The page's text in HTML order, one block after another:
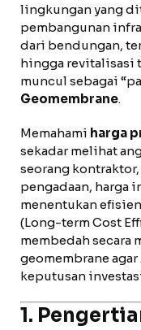
lingkungan yang
pembangunan
dari bendungan,
hingga revitalisasi
muncul sebagai
Geomembrane.
Memahami harga
sekadar melihat
seorang
pengadaan, harga
menentukan
(Long-term Cost
membedah secara
geomembrane
keputusan
1.